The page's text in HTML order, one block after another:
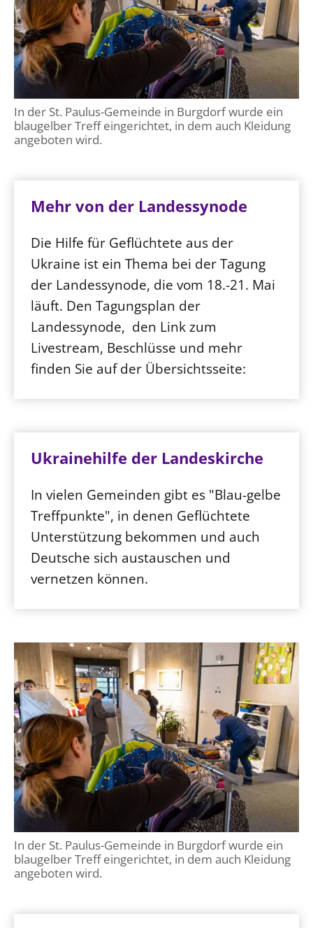
In der St. Paulus-Gemeinde in Burgdorf wurde ein
blaugelber Treff eingerichtet, in dem auch Kleidung
angeboten wird.
Mehr von der Landessynode
Die Hilfe für Geflüchtete aus der
Ukraine ist ein Thema bei der Tagung
der Landessynode, die vom 18.-21. Mai
läuft. Den Tagungsplan der
Landessynode, den Link zum
Livestream, Beschlüsse und mehr
finden Sie auf der Übersichtsseite:
Ukrainehilfe der Landeskirche
In vielen Gemeinden gibt es "Blau-gelbe
Treffpunkte", in denen Geflüchtete
Unterstützung bekommen und auch
Deutsche sich austauschen und
vernetzen können.
In der St. Paulus-Gemeinde in Burgdorf wurde ein
blaugelber Treff eingerichtet, in dem auch Kleidung
angeboten wird.